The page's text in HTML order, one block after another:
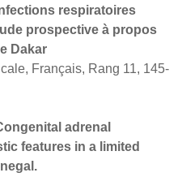
respiratoires
prospective à propos
Dakar
Français, Rang 11, 145-
adrenal
features in a limited